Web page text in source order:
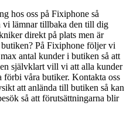
hos oss på Fixiphone så
lämnar tillbaka den till dig
direkt på plats men är
På Fixiphone följer vi
antal kunder i butiken så att
självklart vill vi att alla kunder
förbi våra butiker. Kontakta oss
att anlända till butiken så kan
så att förutsättningarna blir